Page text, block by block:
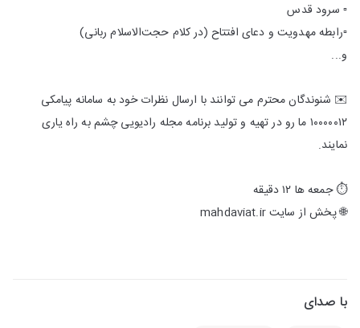
▫️ سرود قدس
▫️رابطه مهدویت و دعای افتتاح (در کلام حجت‌الاسلام ربانی)
و...
✉️ شنوندگان محترم می توانند با ارسال نظرات خود به سامانه پیامکی
۱۰۰۰۰۰۱۲ ما رو در تهیه و تولید برنامه مجله رادیویی چشم به راه یاری
نمایند.
⏱ جمعه ها ۱۲ دقیقه
🌐 پخش از سایت mahdaviat.ir
با صدای